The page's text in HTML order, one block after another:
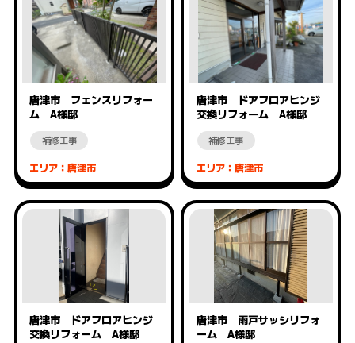
唐津市 フェンスリフォー
ム A様邸
補修工事
エリア：唐津市
唐津市 ドアフロアヒンジ
交換リフォーム A様邸
補修工事
エリア：唐津市
唐津市 ドアフロアヒンジ
交換リフォーム A様邸
唐津市 雨戸サッシリフォ
ーム A様邸